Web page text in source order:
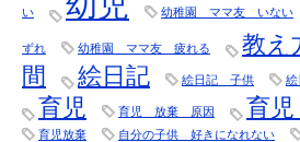
い 幼稚園 ママ友 いない
ずれ 幼稚園 ママ友 疲れる 教え
間
絵日記 絵日記 子供 絵
育児 育児 放棄 原因 育児
育児放棄 自分の子供 好きになれない